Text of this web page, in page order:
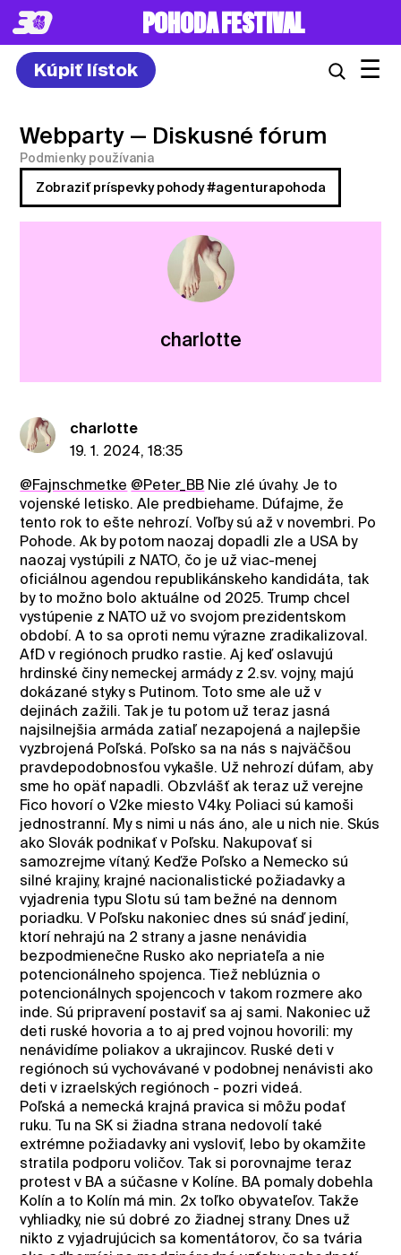
POHODA FESTIVAL
Kúpiť lístok ☰
Webparty — Diskusné fórum
Podmienky používania
Zobraziť príspevky pohody #agenturapohoda
charlotte
charlotte
19. 1. 2024, 18:35
@Fajnschmetke @Peter_BB Nie zlé úvahy. Je to
vojenské letisko. Ale predbiehame. Dúfajme, že
tento rok to ešte nehrozí. Voľby sú až v novembri. Po
Pohode. Ak by potom naozaj dopadli zle a USA by
naozaj vystúpili z NATO, čo je už viac-menej
oficiálnou agendou republikánskeho kandidáta, tak
by to možno bolo aktuálne od 2025. Trump chcel
vystúpenie z NATO už vo svojom prezidentskom
období. A to sa oproti nemu výrazne zradikalizoval.
AfD v regiónoch prudko rastie. Aj keď oslavujú
hrdinské činy nemeckej armády z 2.sv. vojny, majú
dokázané styky s Putinom. Toto sme ale už v
dejinách zažili. Tak je tu potom už teraz jasná
najsilnejšia armáda zatiaľ nezapojená a najlepšie
vyzbrojená Poľská. Poľsko sa na nás s najväčšou
pravdepodobnosťou vykašle. Už nehrozí dúfam, aby
sme ho opäť napadli. Obzvlášť ak teraz už verejne
Fico hovorí o V2ke miesto V4ky. Poliaci sú kamoši
jednostranní. My s nimi u nás áno, ale u nich nie. Skús
ako Slovák podnikať v Poľsku. Nakupovať si
samozrejme vítaný. Keďže Poľsko a Nemecko sú
silné krajiny, krajné nacionalistické požiadavky a
vyjadrenia typu Slotu sú tam bežné na dennom
poriadku. V Poľsku nakoniec dnes sú snáď jediní,
ktorí nehrajú na 2 strany a jasne nenávidia
bezpodmienečne Rusko ako nepriateľa a nie
potencionálneho spojenca. Tiež neblúznia o
potencionálnych spojencoch v takom rozmere ako
inde. Sú pripravení postaviť sa aj sami. Nakoniec už
deti ruské hovoria a to aj pred vojnou hovorili: my
nenávidíme poliakov a ukrajincov. Ruské deti v
regiónoch sú vychovávané v podobnej nenávisti ako
deti v izraelských regiónoch - pozri videá.
Poľská a nemecká krajná pravica si môžu podať
ruku. Tu na SK si žiadna strana nedovolí také
extrémne požiadavky ani vysloviť, lebo by okamžite
stratila podporu voličov. Tak si porovnajme teraz
protest v BA a súčasne v Kolíne. BA pomaly dobehla
Kolín a to Kolín má min. 2x toľko obyvateľov. Takže
vyhliadky, nie sú dobré zo žiadnej strany. Dnes už
nikto z vyjadrujúcich sa komentátorov, čo sa tvária